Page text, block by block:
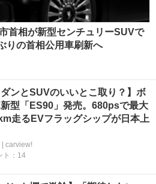
首相が新型センチュリーSUVで
りの首相公用車刷新へ
ダンとSUVのいいとこ取り？】ボ
型「ES90」発売。680psで最大
走るEVフラッグシップが日本上
| carview!
ト：14